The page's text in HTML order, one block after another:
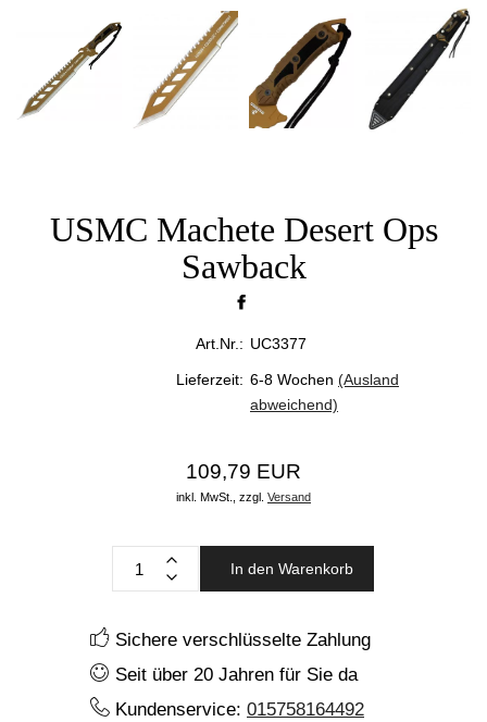
USMC Machete Desert Ops
Sawback
Art.Nr.: UC3377
Lieferzeit: 6-8 Wochen (Ausland
abweichend)
109,79 EUR
inkl. MwSt., zzgl. Versand
In den Warenkorb
Sichere verschlüsselte Zahlung
Seit über 20 Jahren für Sie da
Kundenservice: 015758164492